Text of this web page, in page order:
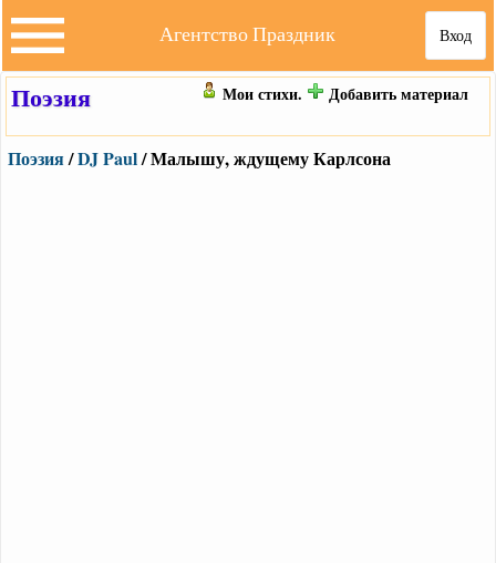
Вход
Агентство Праздник
Поэзия Мои стихи. Добавить материал
Поэзия/DJ Paul/ Малышу, ждущему Карлсона